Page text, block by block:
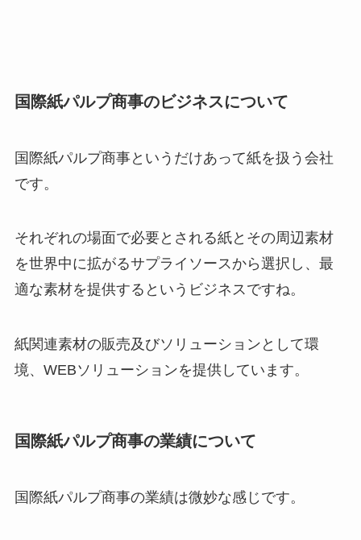
国際紙パルプ商事のビジネスについて
国際紙パルプ商事というだけあって紙を扱う会社
です。
それぞれの場面で必要とされる紙とその周辺素材
を世界中に拡がるサプライソースから選択し、最
適な素材を提供するというビジネスですね。
紙関連素材の販売及びソリューションとして環
境、WEBソリューションを提供しています。
国際紙パルプ商事の業績について
国際紙パルプ商事の業績は微妙な感じです。